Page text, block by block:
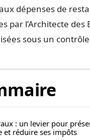
dépenses de
par l’Architecte des
sous un
: un levier pour
et réduire ses impôts